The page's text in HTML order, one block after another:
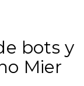
bots y
Mier